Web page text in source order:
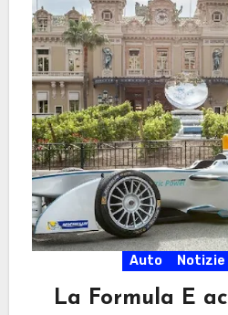
Auto Notizie
La Formula E